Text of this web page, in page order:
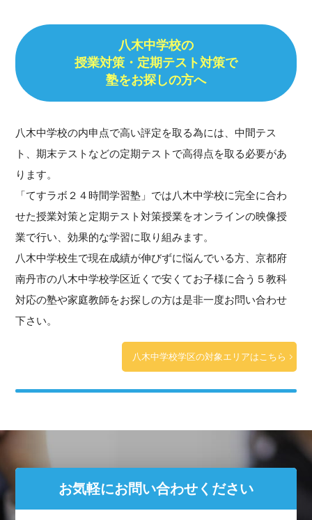
八木中学校の
授業対策・定期テスト対策で
塾をお探しの方へ
八木中学校の内申点で高い評定を取る為には、中間テス
ト、期末テストなどの定期テストで高得点を取る必要があ
ります。
「てすラボ２４時間学習塾」では八木中学校に完全に合わ
せた授業対策と定期テスト対策授業をオンラインの映像授
業で行い、効果的な学習に取り組みます。
八木中学校生で現在成績が伸びずに悩んでいる方、京都府
南丹市の八木中学校学区近くで安くてお子様に合う５教科
対応の塾や家庭教師をお探しの方は是非一度お問い合わせ
下さい。
八木中学校学区の対象エリアはこちら
お気軽にお問い合わせください